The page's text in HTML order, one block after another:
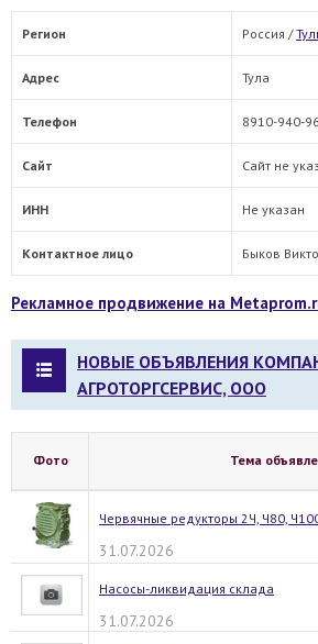
Регион Россия /
Адрес Тула
Телефон 8910-940-
Сайт Сайт не
ИНН Не указан
Контактное лицо Быков
Рекламное продвижение на
НОВЫЕ ОБЪЯВЛЕНИЯ
АГРОТОРГСЕРВИС, ООО
Фото Тема
Червячные редукторы 2Ч, Ч80,
31.07.2026
Насосы-ликвидация склада
31.07.2026